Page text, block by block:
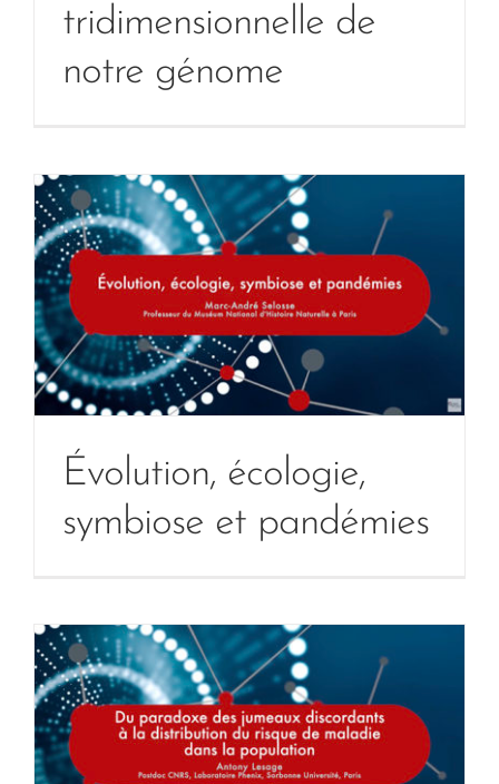
tridimensionnelle de
notre génome
Évolution, écologie,
symbiose et pandémies